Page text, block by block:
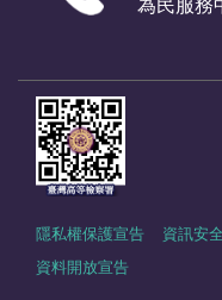
為民服務
隱私權保護宣告 資訊安
資料開放宣告